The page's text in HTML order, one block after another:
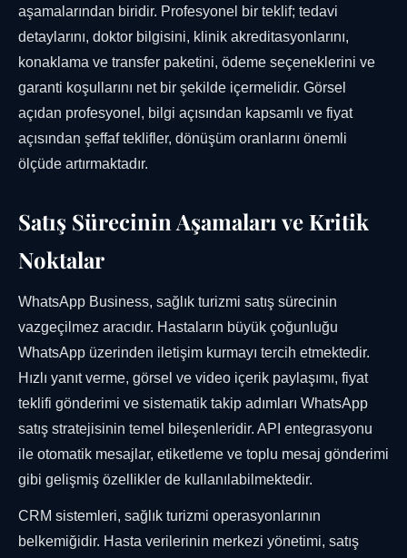
aşamalarından biridir. Profesyonel bir teklif; tedavi
detaylarını, doktor bilgisini, klinik akreditasyonlarını,
konaklama ve transfer paketini, ödeme seçeneklerini ve
garanti koşullarını net bir şekilde içermelidir. Görsel
açıdan profesyonel, bilgi açısından kapsamlı ve fiyat
açısından şeffaf teklifler, dönüşüm oranlarını önemli
ölçüde artırmaktadır.
Satış Sürecinin Aşamaları ve Kritik
Noktalar
WhatsApp Business, sağlık turizmi satış sürecinin
vazgeçilmez aracıdır. Hastaların büyük çoğunluğu
WhatsApp üzerinden iletişim kurmayı tercih etmektedir.
Hızlı yanıt verme, görsel ve video içerik paylaşımı, fiyat
teklifi gönderimi ve sistematik takip adımları WhatsApp
satış stratejisinin temel bileşenleridir. API entegrasyonu
ile otomatik mesajlar, etiketleme ve toplu mesaj gönderimi
gibi gelişmiş özellikler de kullanılabilmektedir.
CRM sistemleri, sağlık turizmi operasyonlarının
belkemiğidir. Hasta verilerinin merkezi yönetimi, satış